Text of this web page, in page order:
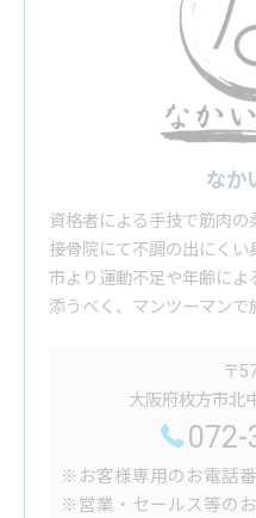
なか
資格者による手技で筋肉の
接骨院にて不調の出にく
市より運動不足や年齢によ
添うべく、マンツーマンで
〒
大阪府枚方市北
072-
※お客様専用のお電話番
※営業・セールス等の